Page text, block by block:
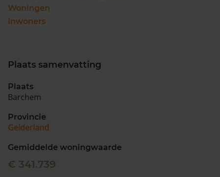
Zoek een woning
088 220 4200
Maandag t/m vrijdag - 08:00 -18:00
Woningen
Inwoners
Plaats samenvatting
Plaats
Barchem
Provincie
Gelderland
Gemiddelde woningwaarde
€ 341.739